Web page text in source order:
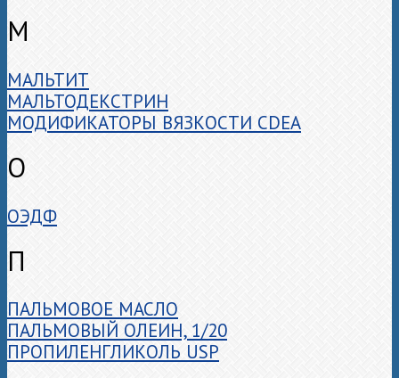
М
МАЛЬТИТ
МАЛЬТОДЕКСТРИН
МОДИФИКАТОРЫ ВЯЗКОСТИ CDEA
О
ОЭДФ
П
ПАЛЬМОВОЕ МАСЛО
ПАЛЬМОВЫЙ ОЛЕИН, 1/20
ПРОПИЛЕНГЛИКОЛЬ USP